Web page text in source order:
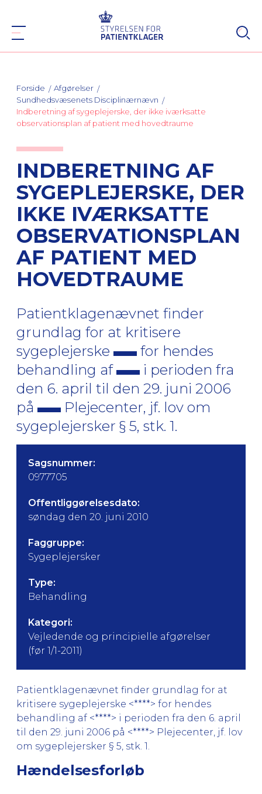
Forside
Afgørelser
Sundhedsvæsenets Disciplinærnævn
Indberetning af sygeplejerske, der ikke iværksatte
observationsplan af patient med hovedtraume
INDBERETNING AF
SYGEPLEJERSKE, DER
IKKE IVÆRKSATTE
OBSERVATIONSPLAN
AF PATIENT MED
HOVEDTRAUME
Patientklagenævnet finder
grundlag for at kritisere
sygeplejerske
for hendes
behandling af
i perioden fra
den 6. april til den 29. juni 2006
på
Plejecenter, jf. lov om
sygeplejersker § 5, stk. 1.
Sagsnummer:
0977705
Offentliggørelsesdato:
søndag den 20. juni 2010
Faggruppe:
Sygeplejersker
Type:
Behandling
Kategori:
Vejledende og principielle afgørelser
(før 1/1-2011)
Patientklagenævnet finder grundlag for at
kritisere sygeplejerske <****> for hendes
behandling af <****> i perioden fra den 6. april
til den 29. juni 2006 på <****> Plejecenter, jf. lov
om sygeplejersker § 5, stk. 1.
Hændelsesforløb